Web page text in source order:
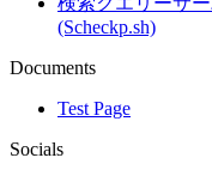
(Scheckp.sh)
Documents
Test Page
Socials